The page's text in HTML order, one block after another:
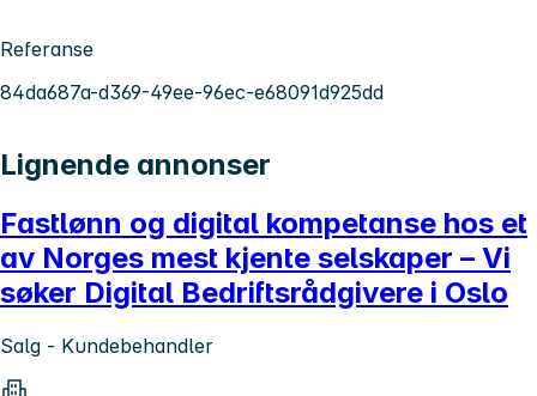
Referanse
84da687a-d369-49ee-96ec-e68091d925dd
Lignende annonser
Fastlønn og digital kompetanse hos et
av Norges mest kjente selskaper – Vi
søker Digital Bedriftsrådgivere i Oslo
Salg - Kundebehandler